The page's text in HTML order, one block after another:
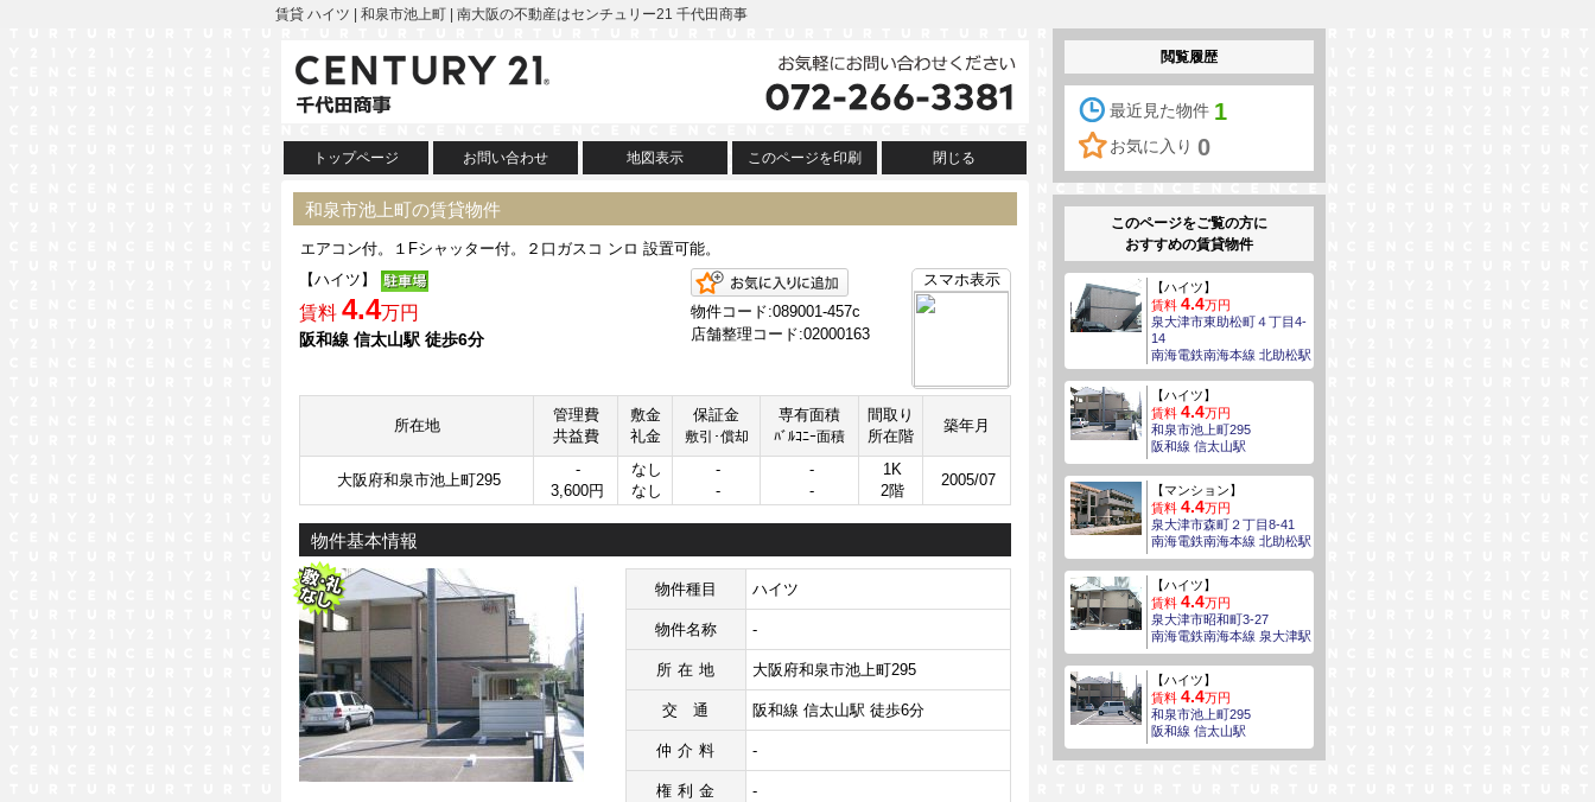
賃貸 ハイツ | 和泉市池上町 | 南大阪の不動産はセンチュリー21 千代田商事
トップページ お問い合わせ 地図表示 このページを印刷 閉じる
和泉市池上町の賃貸物件
エアコン付。１Fシャッター付。２口ガスコ ンロ 設置可能。
【ハイツ】
賃料 4.4万円
阪和線 信太山駅 徒歩6分
スマホ表示
お気に入りに追加
物件コード:089001-457c
店舗整理コード:02000163
所在地
管理費
共益費
敷金
礼金
保証金
敷引･償却
専有面積
ﾊﾞﾙｺﾆｰ面積
間取り
所在階
築年月
大阪府和泉市池上町295
-
3,600円
なし
なし
-
-
-
-
1K
2階
2005/07
物件基本情報
物件種目 ハイツ
物件名称 -
所在地 大阪府和泉市池上町295
交通 阪和線 信太山駅 徒歩6分
仲介料 -
権利金 -
閲覧履歴
最近見た物件 1
お気に入り 0
このページをご覧の方に
おすすめの賃貸物件
【ハイツ】
賃料 4.4万円
泉大津市東助松町４丁目4-
14
南海電鉄南海本線 北助松駅
【ハイツ】
賃料 4.4万円
和泉市池上町295
阪和線 信太山駅
【マンション】
賃料 4.4万円
泉大津市森町２丁目8-41
南海電鉄南海本線 北助松駅
【ハイツ】
賃料 4.4万円
泉大津市昭和町3-27
南海電鉄南海本線 泉大津駅
【ハイツ】
賃料 4.4万円
和泉市池上町295
阪和線 信太山駅